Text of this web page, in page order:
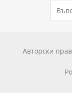
Авторски